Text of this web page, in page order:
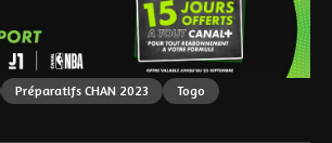
Préparatifs CHAN 2023 Togo